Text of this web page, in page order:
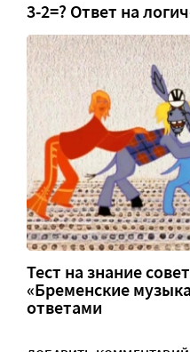
3-2=? Ответ на
Тест на знание
«Бременские
ответами